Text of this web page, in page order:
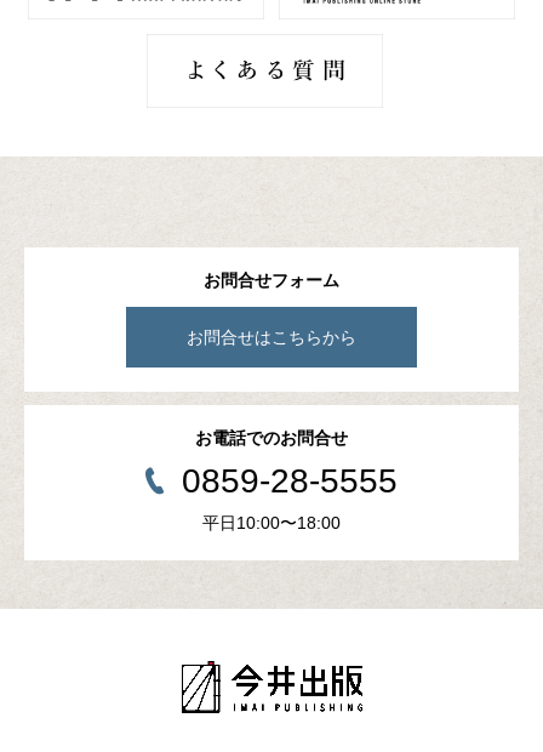
お問合せフォーム
お問合せはこちらから
お電話でのお問合せ
0859-28-5555
平日10:00〜18:00